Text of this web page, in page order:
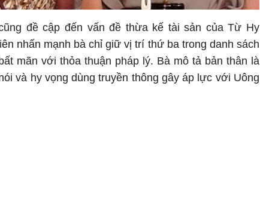
đề cập đến vấn đề thừa kế tài sản của Từ Hy
nhấn mạnh bà chỉ giữ vị trí thứ ba trong danh sách
mãn với thỏa thuận pháp lý. Bà mô tả bản thân là
và hy vọng dùng truyền thông gây áp lực với Uông